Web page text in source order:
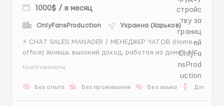
1000$ / в месяц
OnlyFansProduction Украина (Харьков)
⚡️ CHAT SALES MANAGER / МЕНЕДЖЕР ЧАТОВ (Home-
office) Хочешь высокий доход, работая из дома? Мы
выборе и грамотное закрытие вопросов 📍
Криптовалюты
Без опыта Без проживания Без языка Для